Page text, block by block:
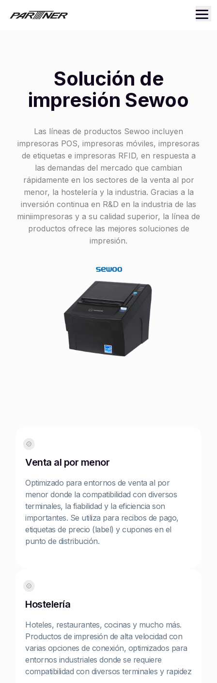
Solución de
impresión Sewoo
Las líneas de productos Sewoo incluyen
impresoras POS, impresoras móviles, impresoras
de etiquetas e impresoras RFID, en respuesta a
las demandas del mercado que cambian
rápidamente en los sectores de la venta al por
menor, la hostelería y la industria. Gracias a la
inversión continua en R&D en la industria de las
miniimpresoras y a su calidad superior, la línea de
productos ofrece las mejores soluciones de
impresión.
Venta al por menor
Optimizado para entornos de venta al por
menor donde la compatibilidad con diversos
terminales, la fiabilidad y la eficiencia son
importantes. Se utiliza para recibos de pago,
etiquetas de precio (label) y cupones en el
punto de distribución.
Hostelería
Hoteles, restaurantes, cocinas y mucho más.
Productos de impresión de alta velocidad con
varias opciones de conexión, optimizados para
entornos industriales donde se requiere
compatibilidad con diversos terminales y rapidez